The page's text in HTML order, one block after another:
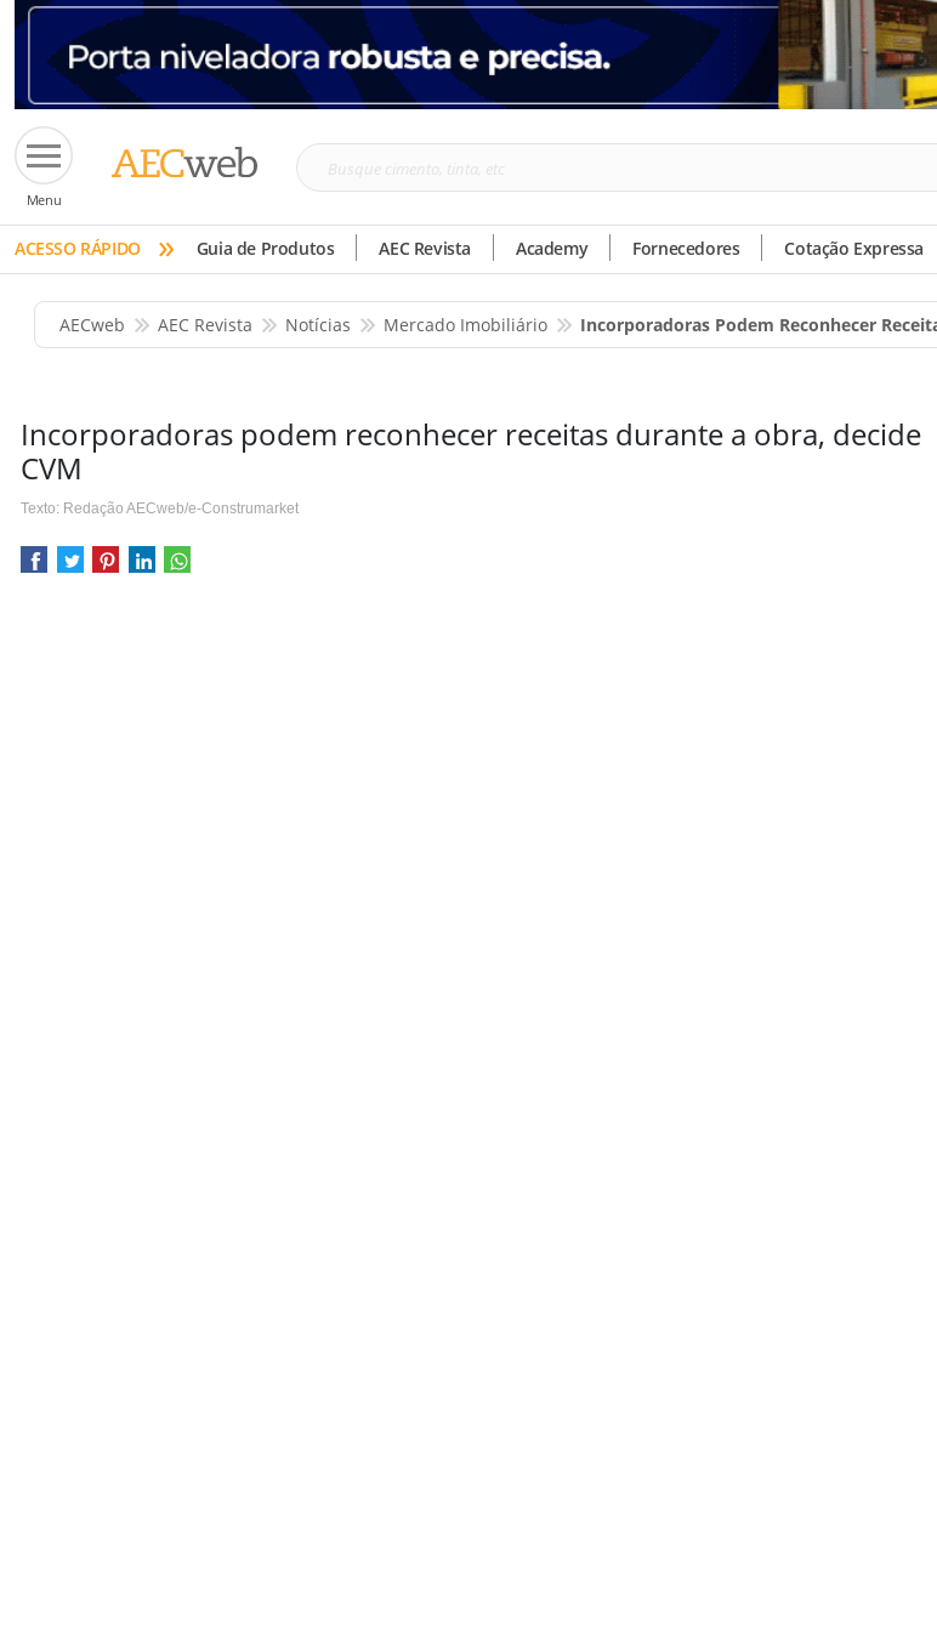
Menu
Busque
tinta,
etc
ACESSO RÁPIDO » Guia de Produtos AEC Revista Academy Fornecedores Cotação Expressa
AECweb AEC Revista Notícias Mercado Imobiliário Incorporadoras Podem Reconhecer
Incorporadoras podem reconhecer receitas durante a obra, decide
CVM
Texto: Redação AECweb/e-Construmarket